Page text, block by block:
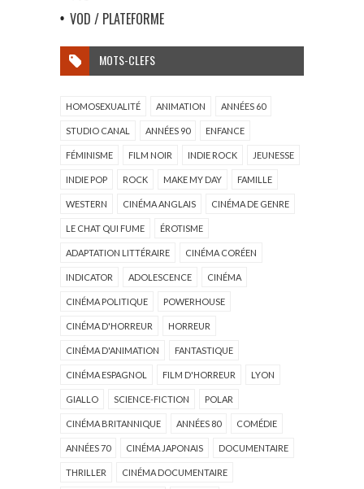
VOD / PLATEFORME
MOTS-CLEFS
HOMOSEXUALITÉ ANIMATION ANNÉES 60
STUDIO CANAL ANNÉES 90 ENFANCE
FÉMINISME FILM NOIR INDIE ROCK JEUNESSE
INDIE POP ROCK MAKE MY DAY FAMILLE
WESTERN CINÉMA ANGLAIS CINÉMA DE GENRE
LE CHAT QUI FUME ÉROTISME
ADAPTATION LITTÉRAIRE CINÉMA CORÉEN
INDICATOR ADOLESCENCE CINÉMA
CINÉMA POLITIQUE POWERHOUSE
CINÉMA D'HORREUR HORREUR
CINÉMA D'ANIMATION FANTASTIQUE
CINÉMA ESPAGNOL FILM D'HORREUR LYON
GIALLO SCIENCE-FICTION POLAR
CINÉMA BRITANNIQUE ANNÉES 80 COMÉDIE
ANNÉES 70 CINÉMA JAPONAIS DOCUMENTAIRE
THRILLER CINÉMA DOCUMENTAIRE